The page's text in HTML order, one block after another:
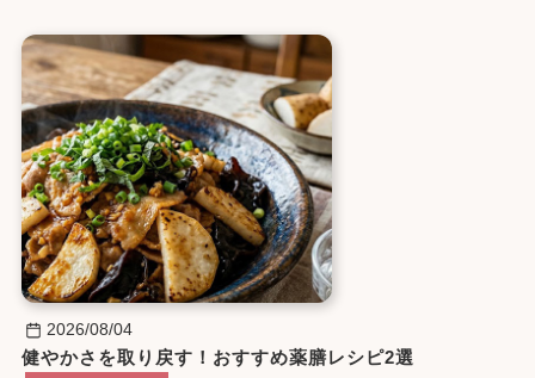
2026/08/04
健やかさを取り戻す！おすすめ薬膳レシピ2選